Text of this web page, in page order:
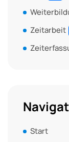
Zeitarbeit
Start